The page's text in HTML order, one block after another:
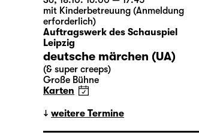
mit Kinderbetreuung (Anmeldung
erforderlich)
Auftragswerk des Schauspiel
Leipzig
deutsche märchen (UA)
(& super creeps)
Große Bühne
Karten
weitere Termine